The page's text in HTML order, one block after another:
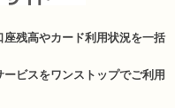
残高やカード利用状況を一括
ビスをワンストップでご利用